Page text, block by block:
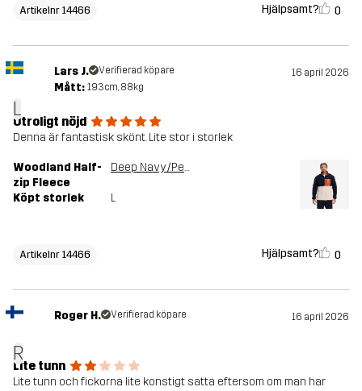
Artikelnr 14466 Hjälpsamt? 0
L
Lars J. Verifierad köpare 16 april 2026
Mått: 193cm, 88kg
Otroligt nöjd
Denna är fantastisk skönt. Lite stor i storlek
Woodland Half-
zip Fleece
Deep Navy/Peyote
Köpt storlek L
Artikelnr 14466 Hjälpsamt? 0
R
Roger H. Verifierad köpare 16 april 2026
Lite tunn
Lite tunn och fickorna lite konstigt satta eftersom om man har